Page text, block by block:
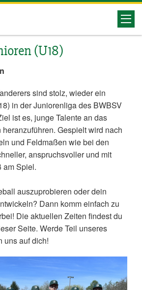
(U18)
sind stolz, wieder ein
in der Juniorenliga des BWBSV
ist es, junge Talente an das
Gespielt wird nach
und Feldmaßen wie bei den
anspruchsvoller und mit
am Spiel.
auszuprobieren oder dein
Dann komm einfach zu
Die aktuellen Zeiten findest du
Seite. Werde Teil unseres
uns auf dich!